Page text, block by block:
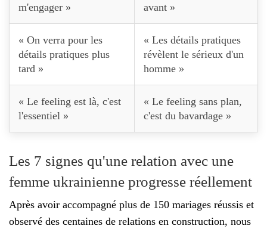
m'engager »
avant »
« On verra pour les
détails pratiques plus
tard »
« Les détails pratiques
révèlent le sérieux d'un
homme »
« Le feeling est là, c'est
l'essentiel »
« Le feeling sans plan,
c'est du bavardage »
Les 7 signes qu'une relation avec une
femme ukrainienne progresse réellement
Après avoir accompagné plus de 150 mariages réussis et
observé des centaines de relations en construction, nous